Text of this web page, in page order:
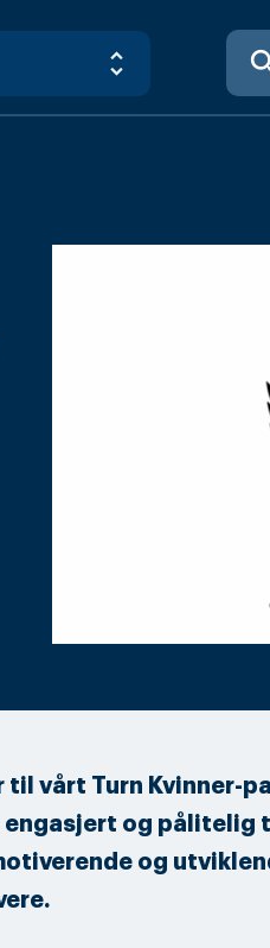
til vårt Turn Kvinner-
engasjert og pålitelig
og